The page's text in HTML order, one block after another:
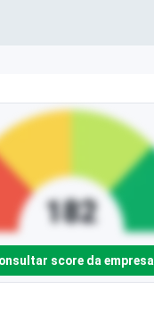
score da empresa